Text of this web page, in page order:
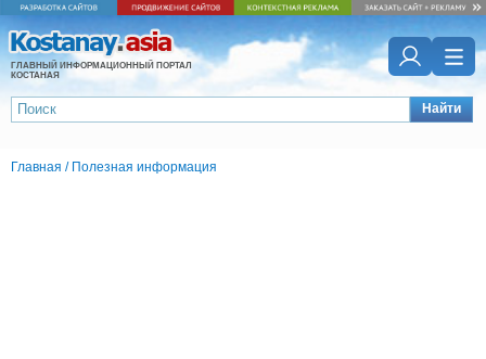
ГЛАВНЫЙ ИНФОРМАЦИОННЫЙ ПОРТАЛ
КОСТАНАЯ
Найти
Главная / Полезная информация